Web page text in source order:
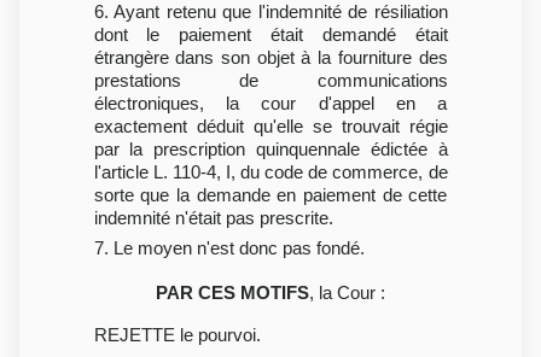
6. Ayant retenu que l'indemnité de résiliation
dont le paiement était demandé était
étrangère dans son objet à la fourniture des
prestations de communications
électroniques, la cour d'appel en a
exactement déduit qu'elle se trouvait régie
par la prescription quinquennale édictée à
l'article L. 110-4, I, du code de commerce, de
sorte que la demande en paiement de cette
indemnité n'était pas prescrite.
7. Le moyen n'est donc pas fondé.
PAR CES MOTIFS, la Cour :
REJETTE le pourvoi.